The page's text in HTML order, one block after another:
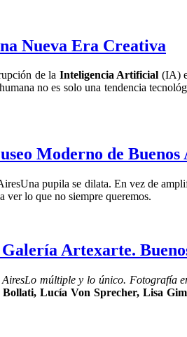
Nueva Era Creativa
de la Inteligencia Artificial (IA)
humana no es solo una tendencia
Moderno de Buenos
Una pupila se dilata. En vez de
ver lo que no siempre queremos.
Artexarte.
Lo múltiple y lo único. Fotografía
Lucía Von Sprecher, Lisa